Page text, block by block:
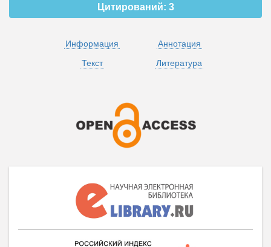
Цитирований: 3
Информация
Аннотация
Текст
Литература